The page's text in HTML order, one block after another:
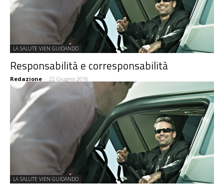
LA SALUTE VIEN GUIDANDO
Responsabilità e corresponsabilità
Redazione - 22 Giugno 2016
LA SALUTE VIEN GUIDANDO